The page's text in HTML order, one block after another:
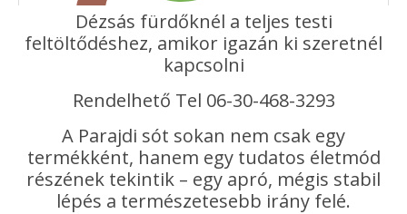
Dézsás fürdőknél a teljes testi
feltöltődéshez, amikor igazán ki szeretnél
kapcsolni
Rendelhető Tel 06-30-468-3293
A Parajdi sót sokan nem csak egy
termékként, hanem egy tudatos életmód
részének tekintik – egy apró, mégis stabil
lépés a természetesebb irány felé.